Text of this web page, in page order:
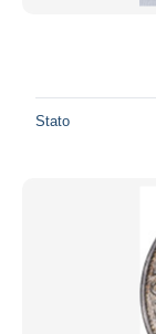
Stato